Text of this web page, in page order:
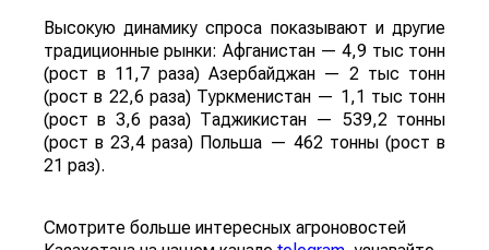
Высокую динамику спроса показывают и другие
традиционные рынки: Афганистан — 4,9 тыс тонн
(рост в 11,7 раза) Азербайджан — 2 тыс тонн
(рост в 22,6 раза) Туркменистан — 1,1 тыс тонн
(рост в 3,6 раза) Таджикистан — 539,2 тонны
(рост в 23,4 раза) Польша — 462 тонны (рост в
21 раз).
Смотрите больше интересных агроновостей